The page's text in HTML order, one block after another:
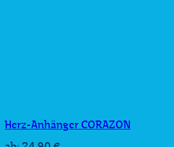
Herz-Anhänger CORAZON